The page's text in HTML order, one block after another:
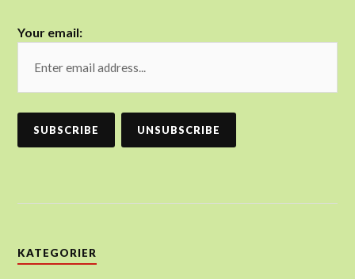
Your email:
KATEGORIER